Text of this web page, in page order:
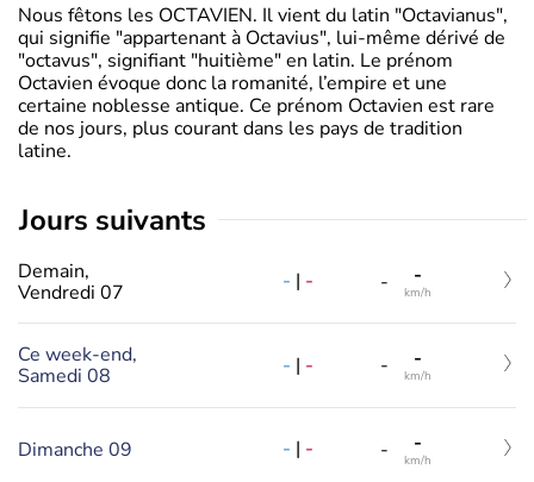
Nous fêtons les OCTAVIEN. Il vient du latin "Octavianus",
qui signifie "appartenant à Octavius", lui-même dérivé de
"octavus", signifiant "huitième" en latin. Le prénom
Octavien évoque donc la romanité, l’empire et une
certaine noblesse antique. Ce prénom Octavien est rare
de nos jours, plus courant dans les pays de tradition
latine.
jours suivants
Demain,
Vendredi 07
- | - - -
km/h
Ce week-end,
Samedi 08
- | - - -
km/h
Dimanche 09 - | - - -
km/h